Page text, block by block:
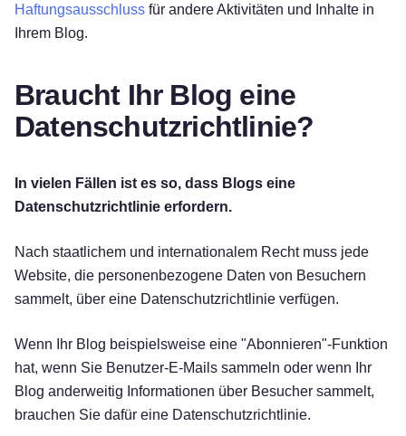
Haftungsausschluss für andere Aktivitäten und Inhalte in
Ihrem Blog.
Braucht Ihr Blog eine
Datenschutzrichtlinie?
In vielen Fällen ist es so, dass Blogs eine
Datenschutzrichtlinie erfordern.
Nach staatlichem und internationalem Recht muss jede
Website, die personenbezogene Daten von Besuchern
sammelt, über eine Datenschutzrichtlinie verfügen.
Wenn Ihr Blog beispielsweise eine "Abonnieren"-Funktion
hat, wenn Sie Benutzer-E-Mails sammeln oder wenn Ihr
Blog anderweitig Informationen über Besucher sammelt,
brauchen Sie dafür eine Datenschutzrichtlinie.